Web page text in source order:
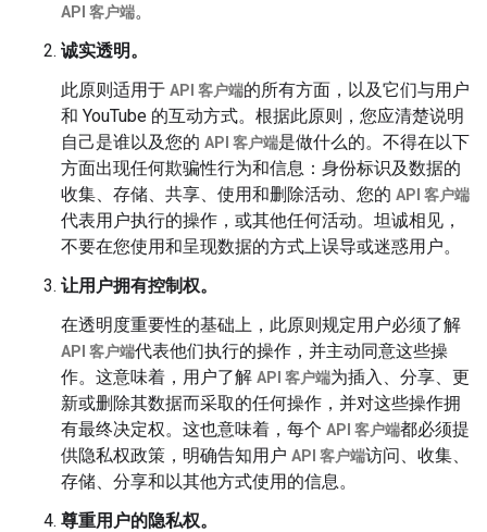
API 客户端。
诚实透明。
此原则适用于 API 客户端的所有方面，以及它们与用户
和 YouTube 的互动方式。根据此原则，您应清楚说明
自己是谁以及您的 API 客户端是做什么的。不得在以下
方面出现任何欺骗性行为和信息：身份标识及数据的
收集、存储、共享、使用和删除活动、您的 API 客户端
代表用户执行的操作，或其他任何活动。坦诚相见，
不要在您使用和呈现数据的方式上误导或迷惑用户。
让用户拥有控制权。
在透明度重要性的基础上，此原则规定用户必须了解
API 客户端代表他们执行的操作，并主动同意这些操
作。这意味着，用户了解 API 客户端为插入、分享、更
新或删除其数据而采取的任何操作，并对这些操作拥
有最终决定权。这也意味着，每个 API 客户端都必须提
供隐私权政策，明确告知用户 API 客户端访问、收集、
存储、分享和以其他方式使用的信息。
尊重用户的隐私权。